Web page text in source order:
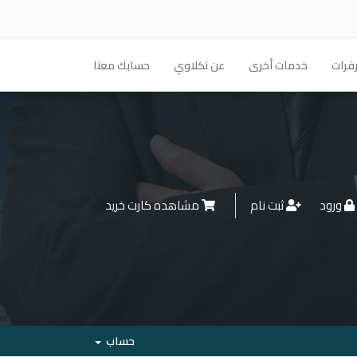
خدمات أخرى عن نكلاوي حسابك معنا
ورود ثبت نام مشاهده کارت خرید
حساب